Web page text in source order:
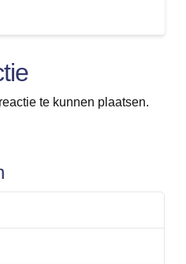
te kunnen plaatsen.